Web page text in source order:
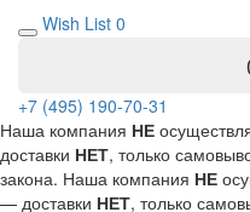
Wish List 0
+7 (495) 190-70-31
Наша компания НЕ
доставки НЕТ, только
закона. Наша компания НЕ
— доставки НЕТ, только